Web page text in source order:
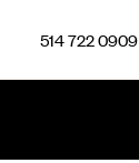
514 722 0909